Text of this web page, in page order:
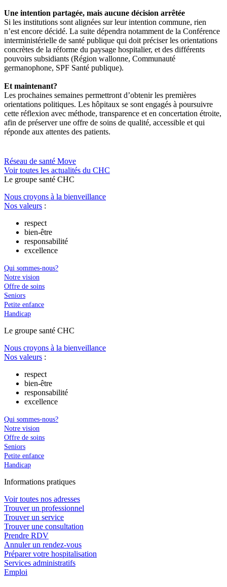
Une intention partagée, mais aucune décision arrêtée
Si les institutions sont alignées sur leur intention commune, rien
n’est encore décidé. La suite dépendra notamment de la Conférence
interministérielle de santé publique qui doit préciser les orientations
concrètes de la réforme du paysage hospitalier, et des différents
pouvoirs subsidiants (Région wallonne, Communauté
germanophone, SPF Santé publique).
Et maintenant?
Les prochaines semaines permettront d’obtenir les premières
orientations politiques. Les hôpitaux se sont engagés à poursuivre
cette réflexion avec méthode, transparence et en concertation étroite,
afin de préserver une offre de soins de qualité, accessible et qui
réponde aux attentes des patients.
Réseau de santé Move
Voir toutes les actualités du CHC
Le groupe santé CHC
Nous croyons à la bienveillance
Nos valeurs :
respect
bien-être
responsabilité
excellence
Qui sommes-nous?
Notre vision
Offre de soins
Seniors
Petite enfance
Handicap
Le groupe santé CHC
Nous croyons à la bienveillance
Nos valeurs :
respect
bien-être
responsabilité
excellence
Qui sommes-nous?
Notre vision
Offre de soins
Seniors
Petite enfance
Handicap
Informations pratiques
Voir toutes nos adresses
Trouver un professionnel
Trouver un service
Trouver une consultation
Prendre RDV
Annuler un rendez-vous
Préparer votre hospitalisation
Services administratifs
Emploi​